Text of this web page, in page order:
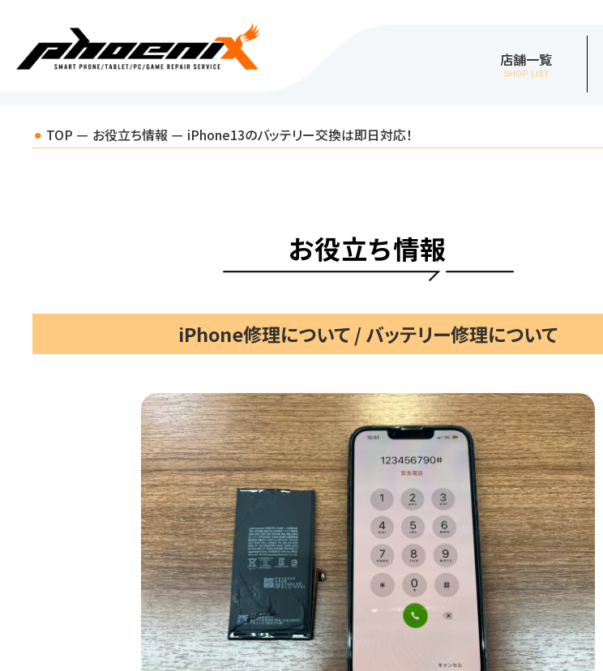
店舗一覧
SHOP LIST
TOP お役立ち情報 iPhone13のバッテリー交換は即日対応！
お役立ち情報
iPhone修理について / バッテリー修理について